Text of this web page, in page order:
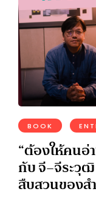
BOOK
“ต้องให้คนอ่
กับ จี–จีระวุ
สืบสวนของ